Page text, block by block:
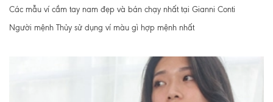
Các mẫu ví cầm tay nam đẹp và bán chạy nhất tại Gianni Conti
Người mệnh Thủy sử dụng ví màu gì hợp mệnh nhất